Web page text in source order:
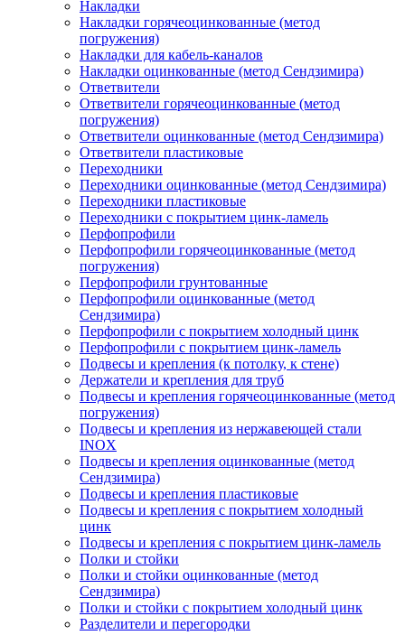
Накладки
Накладки горячеоцинкованные (метод
погружения)
Накладки для кабель-каналов
Накладки оцинкованные (метод Сендзимира)
Ответвители
Ответвители горячеоцинкованные (метод
погружения)
Ответвители оцинкованные (метод Сендзимира)
Ответвители пластиковые
Переходники
Переходники оцинкованные (метод Сендзимира)
Переходники пластиковые
Переходники с покрытием цинк-ламель
Перфопрофили
Перфопрофили горячеоцинкованные (метод
погружения)
Перфопрофили грунтованные
Перфопрофили оцинкованные (метод
Сендзимира)
Перфопрофили с покрытием холодный цинк
Перфопрофили с покрытием цинк-ламель
Подвесы и крепления (к потолку, к стене)
Держатели и крепления для труб
Подвесы и крепления горячеоцинкованные (метод
погружения)
Подвесы и крепления из нержавеющей стали
INOX
Подвесы и крепления оцинкованные (метод
Сендзимира)
Подвесы и крепления пластиковые
Подвесы и крепления с покрытием холодный
цинк
Подвесы и крепления с покрытием цинк-ламель
Полки и стойки
Полки и стойки оцинкованные (метод
Сендзимира)
Полки и стойки с покрытием холодный цинк
Разделители и перегородки